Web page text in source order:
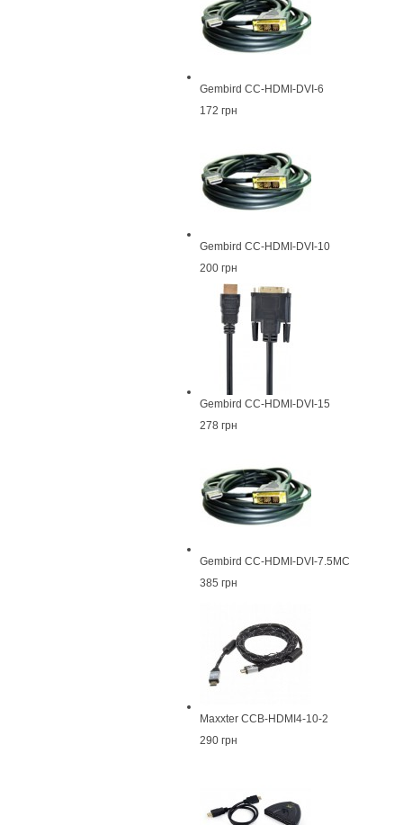
Gembird CC-HDMI-DVI-6
172 грн
Gembird CC-HDMI-DVI-10
200 грн
Gembird CC-HDMI-DVI-15
278 грн
Gembird CC-HDMI-DVI-7.5MC
385 грн
Maxxter CCB-HDMI4-10-2
290 грн